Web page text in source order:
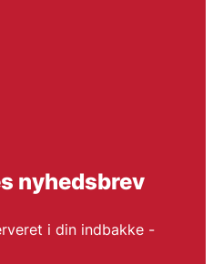
nyhedsbrev
i din indbakke -